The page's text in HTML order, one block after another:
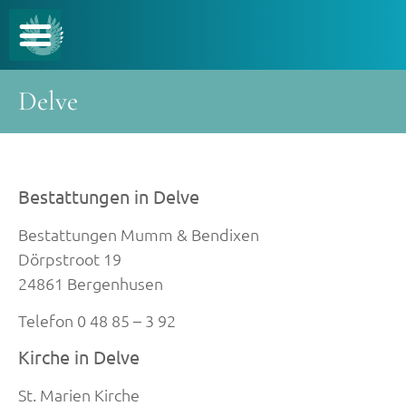
Delve
Bestattungen in Delve
Bestattungen Mumm & Bendixen
Dörpstroot 19
24861 Bergenhusen
Telefon 0 48 85 – 3 92
Kirche in Delve
St. Marien Kirche